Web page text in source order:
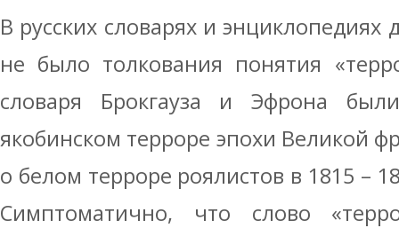
В русских словарях и
не было толкования понятия
словаря Брокгауза и Эфрона
якобинском терроре эпохи Великой
о белом терроре роялистов в 1815 –
Симптоматично, что слово